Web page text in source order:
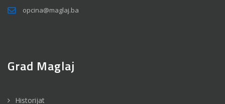
opcina@maglaj.ba
Grad Maglaj
Historijat